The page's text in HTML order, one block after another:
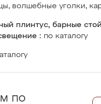
волшебные уголки,
плинтус, барные
: по каталогу
по